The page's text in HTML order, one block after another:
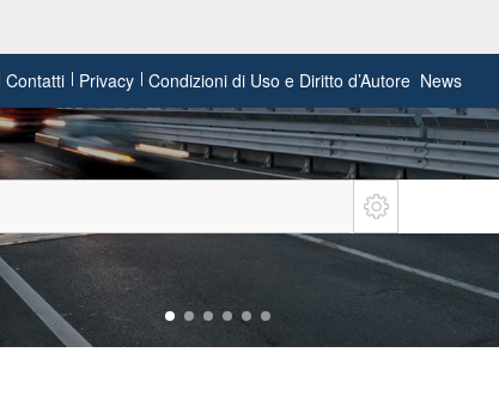
Contatti Privacy Condizioni di Uso e Diritto d’Autore News